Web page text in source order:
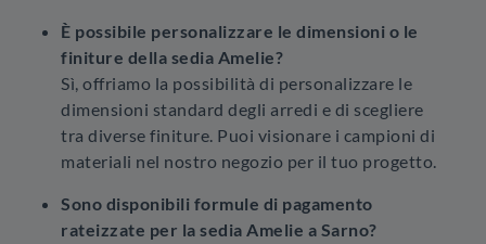
È possibile personalizzare le dimensioni o le
finiture della sedia Amelie?
Sì, offriamo la possibilità di personalizzare le
dimensioni standard degli arredi e di scegliere
tra diverse finiture. Puoi visionare i campioni di
materiali nel nostro negozio per il tuo progetto.
Sono disponibili formule di pagamento
rateizzate per la sedia Amelie a Sarno?